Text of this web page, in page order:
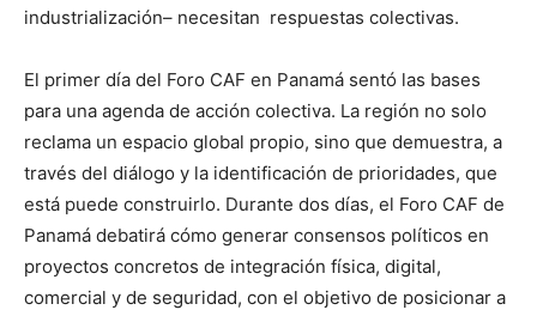
industrialización– necesitan respuestas colectivas.
El primer día del Foro CAF en Panamá sentó las bases
para una agenda de acción colectiva. La región no solo
reclama un espacio global propio, sino que demuestra, a
través del diálogo y la identificación de prioridades, que
está puede construirlo. Durante dos días, el Foro CAF de
Panamá debatirá cómo generar consensos políticos en
proyectos concretos de integración física, digital,
comercial y de seguridad, con el objetivo de posicionar a